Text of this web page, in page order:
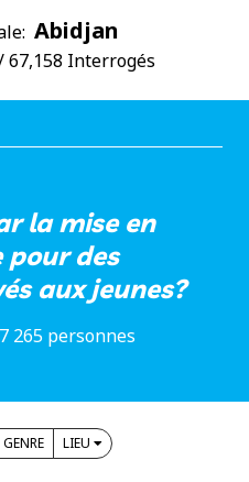
Abidjan
67,158 Interrogés
la mise en
pour des
aux jeunes?
265 personnes
GENRE LIEU